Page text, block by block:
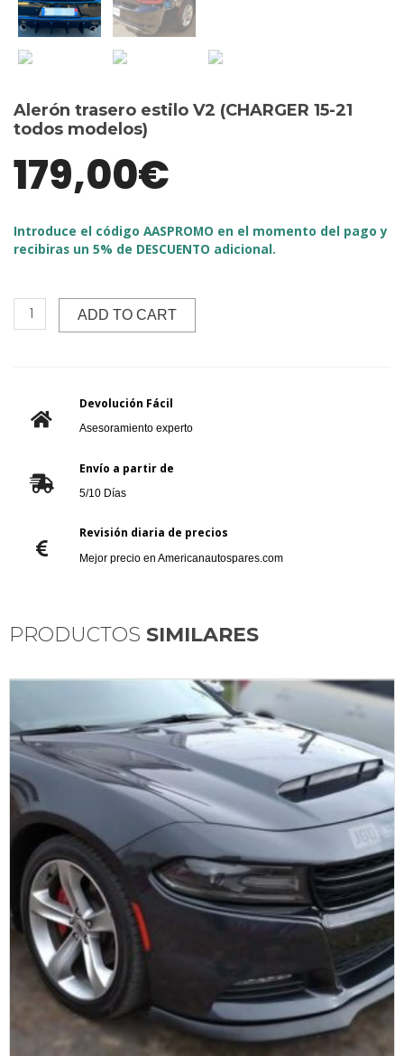
Alerón trasero estilo V2 (CHARGER 15-21
todos modelos)
179,00€
Introduce el código AASPROMO en el momento del pago y
recibiras un 5% de DESCUENTO adicional.
ADD TO CART
Devolución Fácil
Asesoramiento experto
Envío a partir de
5/10 Días
Revisión diaria de precios
Mejor precio en Americanautospares.com
PRODUCTOS SIMILARES